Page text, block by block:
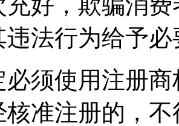
违法行为给予
必须使用注册
核准注册的，